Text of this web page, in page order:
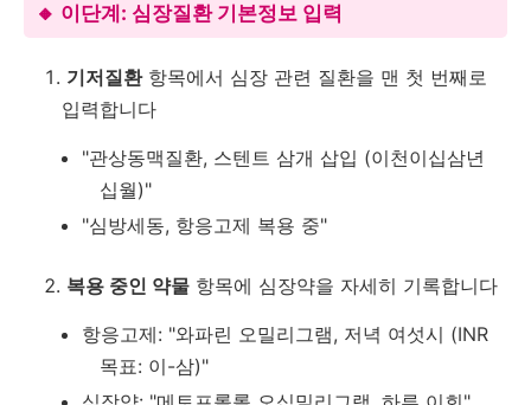
🔸 이단계: 심장질환 기본정보 입력
기저질환항목에서 심장 관련 질환을 맨 첫 번째로
입력합니다
"관상동맥질환, 스텐트 삼개 삽입 (이천이십삼년
십월)"
"심방세동, 항응고제 복용 중"
복용 중인 약물 항목에 심장약을 자세히 기록합니다
항응고제: "와파린 오밀리그램, 저녁 여섯시 (INR
목표: 이-삼)"